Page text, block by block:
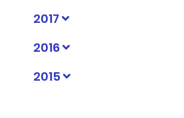
2017
2016
2015